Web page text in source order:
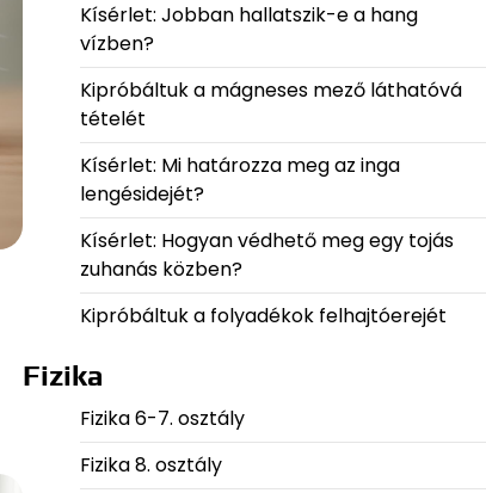
Kísérlet: Jobban hallatszik-e a hang
vízben?
Kipróbáltuk a mágneses mező láthatóvá
tételét
Kísérlet: Mi határozza meg az inga
lengésidejét?
Kísérlet: Hogyan védhető meg egy tojás
zuhanás közben?
Kipróbáltuk a folyadékok felhajtóerejét
Fizika
Fizika 6-7. osztály
Fizika 8. osztály